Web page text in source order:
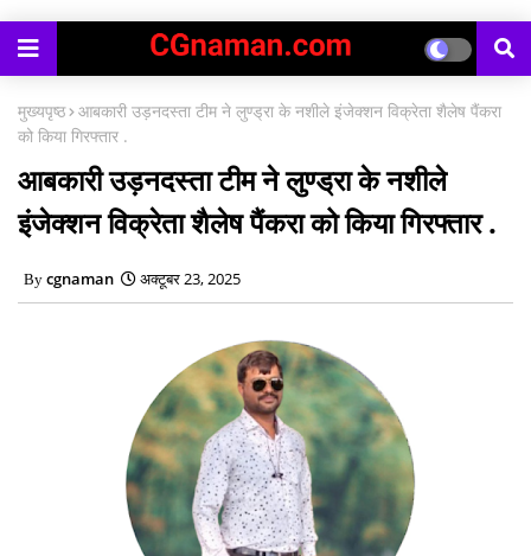
मुख्यपृष्ठ आबकारी उड़नदस्ता टीम ने लुण्ड्रा के नशीले इंजेक्शन विक्रेता शैलेष पैंकरा
को किया गिरफ्तार .
आबकारी उड़नदस्ता टीम ने लुण्ड्रा के नशीले
इंजेक्शन विक्रेता शैलेष पैंकरा को किया गिरफ्तार .
cgnaman अक्टूबर 23, 2025